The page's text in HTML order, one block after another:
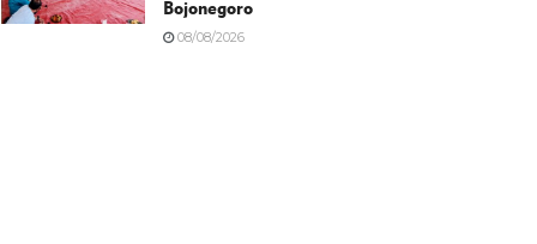
Bojonegoro
08/08/2026